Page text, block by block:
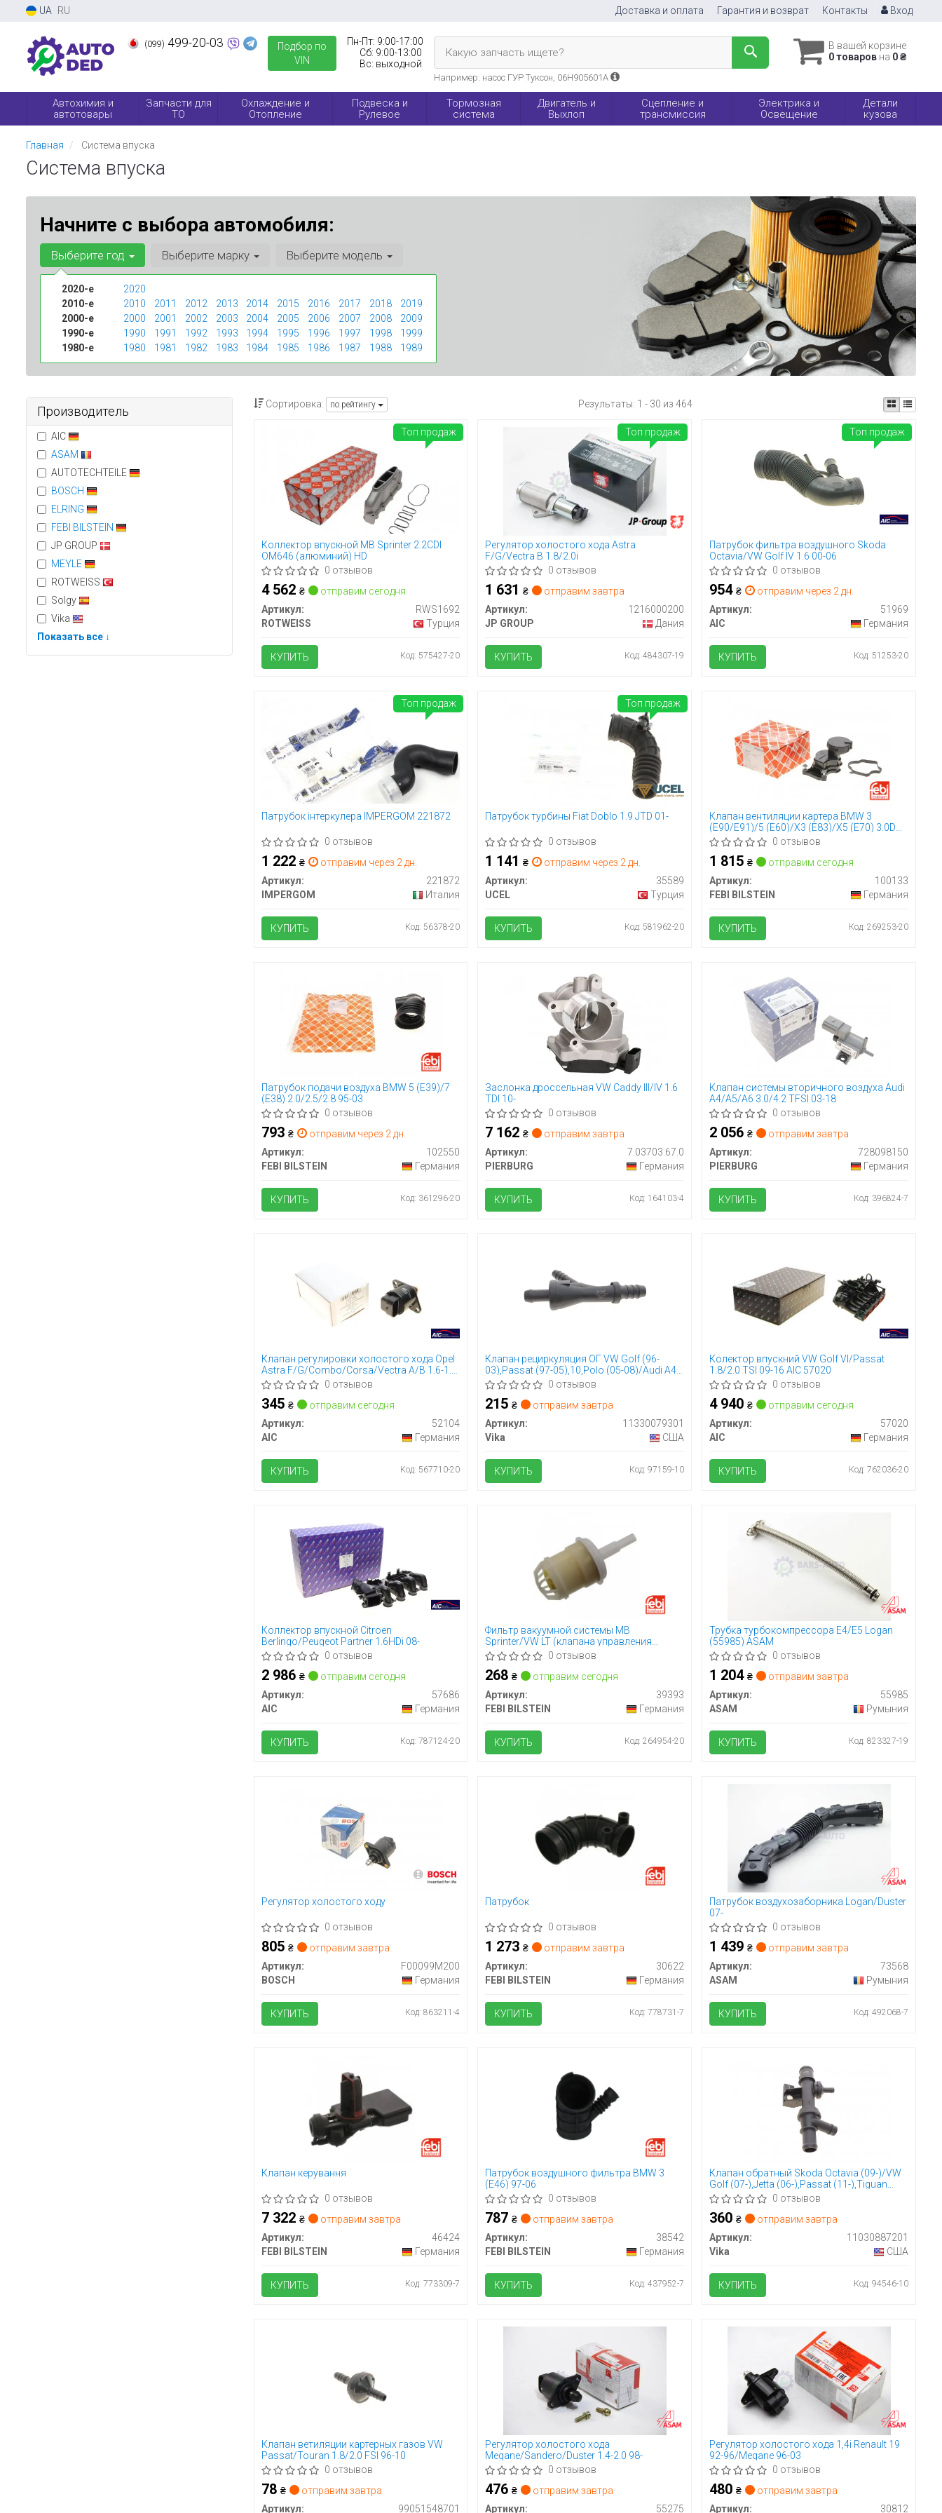
UA RU Доставка и оплата Гарантия и возврат Контакты Вход
(099) 499-20-03
Подбор по
VIN
Пн-Пт: 9:00-17:00
Сб: 9:00-13:00
Вс: выходной
В вашей корзине
0 товаров на 0 ₴
Какую запчасть ищете?
Например: насос ГУР Туксон, 06H905601A
Автохимия и
автотовары
Запчасти для
ТО
Охлаждение и
Отопление
Подвеска и
Рулевое
Тормозная
система
Двигатель и
Выхлоп
Сцепление и
трансмиссия
Электрика и
Освещение
Детали
кузова
Главная Система впуска
Система впуска
Начните с выбора автомобиля:
Выберите год
2020-е
2020
2010-е
2010 2011 2012 2013 2014 2015 2016 2017 2018
2019
2000-е
2000 2001 2002 2003 2004 2005 2006 2007 2008
2009
1990-е
1990 1991 1992 1993 1994 1995 1996 1997 1998
1999
1980-е
1980 1981 1982 1983 1984 1985 1986 1987 1988 1989
Выберите марку Выберите модель
Производитель
AIC
ASAM
AUTOTECHTEILE
BOSCH
ELRING
FEBI BILSTEIN
JP GROUP
MEYLE
ROTWEISS
Solgy
Vika
Показать все ↓
Сортировка: по рейтингу Результаты: 1 - 30 из 464
Коллектор впускной MB Sprinter 2.2CDI
OM646 (алюминий) HD
0 отзывов
4 562 ₴
отправим сегодня
Артикул:
RWS1692
ROTWEISS
Турция
КУПИТЬ Код: 575427-20
Топ продаж
Регулятор холостого хода Astra
F/G/Vectra B 1.8/2.0i
0 отзывов
1 631₴
отправим завтра
Артикул:
1216000200
JP GROUP
Дания
КУПИТЬ Код: 484307-19
Топ продаж
Патрубок фильтра воздушного Skoda
Octavia/VW Golf IV 1.6 00-06
0 отзывов
954₴
отправим через 2 дн.
Артикул:
51969
AIC
Германия
КУПИТЬ Код: 51253-20
Топ продаж
Патрубок інтеркулера IMPERGOM 221872
0 отзывов
1 222 ₴
отправим через 2 дн.
Артикул:
221872
IMPERGOM
Италия
КУПИТЬ Код: 56378-20
Топ продаж
Патрубок турбины Fiat Doblo 1.9 JTD 01-
0 отзывов
1 141₴
отправим через 2 дн.
Артикул:
35589
UCEL
Турция
КУПИТЬ Код: 581962-20
Топ продаж
Клапан вентиляции картера BMW 3
(E90/E91)/5 (E60)/X3 (E83)/X5 (E70) 3.0D
06-13
0 отзывов
1 815₴
отправим сегодня
Артикул:
100133
FEBI BILSTEIN
Германия
КУПИТЬ Код: 269253-20
Патрубок подачи воздуха BMW 5 (E39)/7
(E38) 2.0/2.5/2.8 95-03
0 отзывов
793 ₴
отправим через 2 дн.
Артикул:
102550
FEBI BILSTEIN
Германия
КУПИТЬ Код: 361296-20
Заслонка дроссельная VW Caddy III/IV 1.6
TDI 10-
0 отзывов
7 162₴
отправим завтра
Артикул:
7.03703.67.0
PIERBURG
Германия
КУПИТЬ Код: 164103-4
Клапан системы вторичного воздуха Audi
A4/A5/A6 3.0/4.2 TFSI 03-18
0 отзывов
2 056₴
отправим завтра
Артикул:
728098150
PIERBURG
Германия
КУПИТЬ Код: 396824-7
Клапан регулировки холостого хода Opel
Astra F/G/Combo/Corsa/Vectra A/B 1.6-1.8
-00
0 отзывов
345 ₴
отправим сегодня
Артикул:
52104
AIC
Германия
КУПИТЬ Код: 567710-20
Клапан рециркуляция ОГ VW Golf (96-
03),Passat (97-05),10,Polo (05-08)/Audi A4
(95-08),A6 (95-08),A8 (94-07)
(11330079301) VIKA
0 отзывов
215₴
отправим завтра
Артикул:
11330079301
Vika
США
КУПИТЬ Код: 97159-10
Колектор впускний VW Golf VI/Passat
1.8/2.0 TSI 09-16 AIC 57020
0 отзывов
4 940₴
отправим сегодня
Артикул:
57020
AIC
Германия
КУПИТЬ Код: 762036-20
Коллектор впускной Citroen
Berlingo/Peugeot Partner 1.6HDi 08-
0 отзывов
2 986 ₴
отправим сегодня
Артикул:
57686
AIC
Германия
КУПИТЬ Код: 787124-20
Фильтр вакуумной системы MB
Sprinter/VW LT (клапана управления
турбиной)
0 отзывов
268₴
отправим сегодня
Артикул:
39393
FEBI BILSTEIN
Германия
КУПИТЬ Код: 264954-20
Трубка турбокомпрессора E4/E5 Logan
(55985) ASAM
0 отзывов
1 204₴
отправим завтра
Артикул:
55985
ASAM
Румыния
КУПИТЬ Код: 823327-19
Регулятор холостого ходу
0 отзывов
805 ₴
отправим завтра
Артикул:
F00099M200
BOSCH
Германия
КУПИТЬ Код: 863211-4
Патрубок
0 отзывов
1 273₴
отправим завтра
Артикул:
30622
FEBI BILSTEIN
Германия
КУПИТЬ Код: 778731-7
Патрубок воздухозаборника Logan/Duster
07-
0 отзывов
1 439₴
отправим завтра
Артикул:
73568
ASAM
Румыния
КУПИТЬ Код: 492068-7
Клапан керування
0 отзывов
7 322 ₴
отправим завтра
Артикул:
46424
FEBI BILSTEIN
Германия
КУПИТЬ Код: 773309-7
Патрубок воздушного фильтра BMW 3
(E46) 97-06
0 отзывов
787₴
отправим завтра
Артикул:
38542
FEBI BILSTEIN
Германия
КУПИТЬ Код: 437952-7
Клапан обратный Skoda Octavia (09-)/VW
Golf (07-),Jetta (06-),Passat (11-),Tiguan
(08-)/Seat Leon (06-10),Toledo (05-09,13-)
(11030887201) VIKA
0 отзывов
360₴
отправим завтра
Артикул:
11030887201
Vika
США
КУПИТЬ Код: 94546-10
Клапан ветиляции картерных газов VW
Passat/Touran 1.8/2.0 FSI 96-10
0 отзывов
78 ₴
отправим завтра
Артикул:
99051548701
Регулятор холостого хода
Megane/Sandero/Duster 1.4-2.0 98-
0 отзывов
476₴
отправим завтра
Артикул:
55275
Регулятор холостого хода 1,4i Renault 19
92-96/Megane 96-03
0 отзывов
480₴
отправим завтра
Артикул:
30812